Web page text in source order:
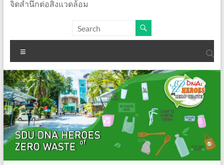
จิตสำนึกต่อสิ่งแวดล้อม